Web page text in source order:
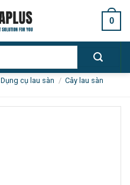
0
Dụng cụ lau sàn / Cây lau sàn